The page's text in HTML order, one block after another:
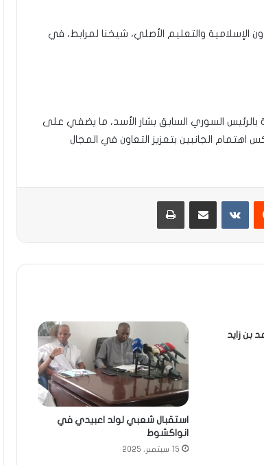
والتعليم الأصلي، شيخنا لمرابط، في
بالرئيس السوري السابق بشار الأسد، ما يضفي على
اهتمام الجانبين بتعزيز التعاون في المجال
مشاركة عبر البريد طباعة
بن زايد
استقبال شعبي لولد اعبيدي في
انواكشوط
15 سبتمبر، 2025